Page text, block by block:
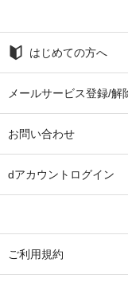
はじめての方へ
メールサービス登録/解
お問い合わせ
dアカウントログイン
ご利用規約